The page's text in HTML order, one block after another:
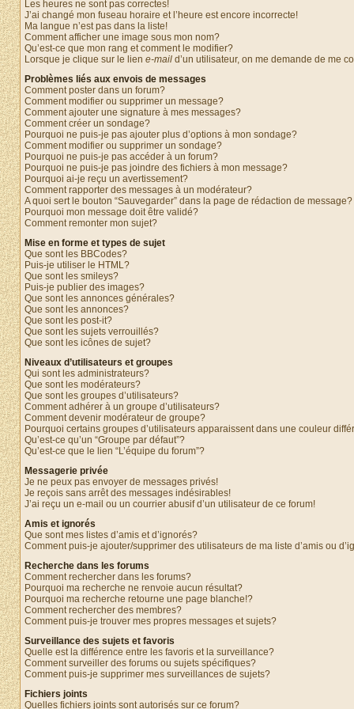
Les heures ne sont pas correctes!
J’ai changé mon fuseau horaire et l’heure est encore incorrecte!
Ma langue n’est pas dans la liste!
Comment afficher une image sous mon nom?
Qu’est-ce que mon rang et comment le modifier?
Lorsque je clique sur le lien e-mail d’un utilisateur, on me demande de me
Problèmes liés aux envois de messages
Comment poster dans un forum?
Comment modifier ou supprimer un message?
Comment ajouter une signature à mes messages?
Comment créer un sondage?
Pourquoi ne puis-je pas ajouter plus d’options à mon sondage?
Comment modifier ou supprimer un sondage?
Pourquoi ne puis-je pas accéder à un forum?
Pourquoi ne puis-je pas joindre des fichiers à mon message?
Pourquoi ai-je reçu un avertissement?
Comment rapporter des messages à un modérateur?
A quoi sert le bouton “Sauvegarder” dans la page de rédaction de message?
Pourquoi mon message doit être validé?
Comment remonter mon sujet?
Mise en forme et types de sujet
Que sont les BBCodes?
Puis-je utiliser le HTML?
Que sont les smileys?
Puis-je publier des images?
Que sont les annonces générales?
Que sont les annonces?
Que sont les post-it?
Que sont les sujets verrouillés?
Que sont les icônes de sujet?
Niveaux d’utilisateurs et groupes
Qui sont les administrateurs?
Que sont les modérateurs?
Que sont les groupes d’utilisateurs?
Comment adhérer à un groupe d’utilisateurs?
Comment devenir modérateur de groupe?
Pourquoi certains groupes d’utilisateurs apparaissent dans une couleur
Qu’est-ce qu’un “Groupe par défaut”?
Qu’est-ce que le lien “L’équipe du forum”?
Messagerie privée
Je ne peux pas envoyer de messages privés!
Je reçois sans arrêt des messages indésirables!
J’ai reçu un e-mail ou un courrier abusif d’un utilisateur de ce forum!
Amis et ignorés
Que sont mes listes d’amis et d’ignorés?
Comment puis-je ajouter/supprimer des utilisateurs de ma liste d’amis ou
Recherche dans les forums
Comment rechercher dans les forums?
Pourquoi ma recherche ne renvoie aucun résultat?
Pourquoi ma recherche retourne une page blanche!?
Comment rechercher des membres?
Comment puis-je trouver mes propres messages et sujets?
Surveillance des sujets et favoris
Quelle est la différence entre les favoris et la surveillance?
Comment surveiller des forums ou sujets spécifiques?
Comment puis-je supprimer mes surveillances de sujets?
Fichiers joints
Quelles fichiers joints sont autorisés sur ce forum?